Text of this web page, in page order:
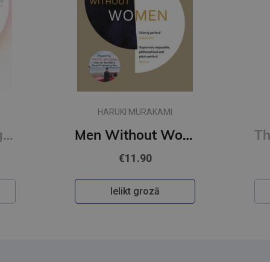
First Person Singular : mind-bending new collection of short stories
HARUKI MURAKAMI
Men Without Women
€11.90
Ielikt grozā